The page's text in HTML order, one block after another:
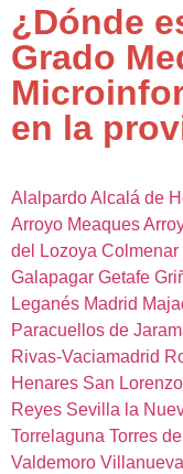
¿Dónde
Grado
en la
AlalpardoAlcalá de
Arroyo Meaques
del Lozoya Colmenar
Galapagar Getafe
Leganés Madrid
Paracuellos de
Rivas-Vaciamadrid
Henares San
Reyes Sevilla la
Torrelaguna Torres
Valdemoro